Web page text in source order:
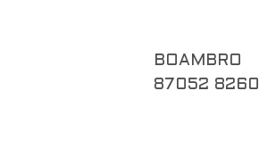
BOAMBRO
87052 8260